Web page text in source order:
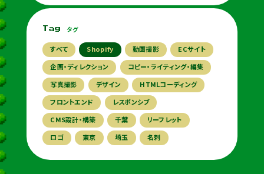
Tag タグ
すべて Shopify 動画撮影
ECサイト
企画・ディレクション
コピー・ライティング・編集
写真撮影
デザイン
HTMLコーディング
フロントエンド
レスポンシブ
CMS設計・構築
千葉
リーフレット
ロゴ
東京 埼玉 名刺